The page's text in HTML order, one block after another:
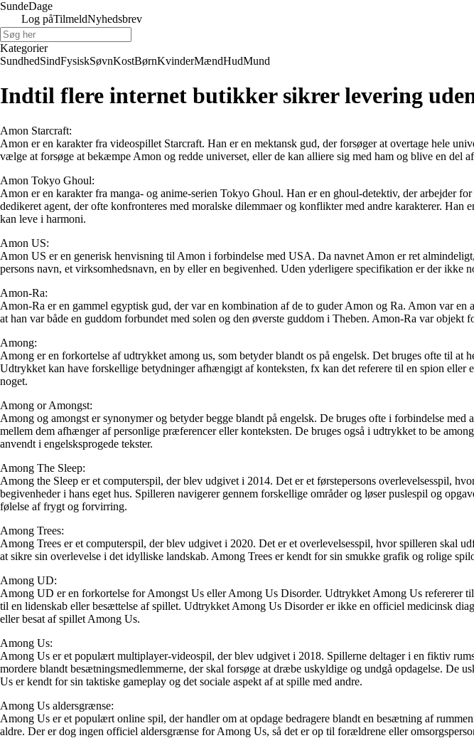
SundeDage
Log påTilmeldNyhedsbrev
Kategorier
SundhedSindFysiskSøvnKostBørnKvinderMændHudMund
Indtil flere internet butikker sikrer levering
Amon Starcraft:
Amon er en karakter fra videospillet Starcraft. Han er en mektansk gud, der forsøger at overtage hele
vælge at forsøge at bekæmpe Amon og redde universet, eller de kan alliere sig med ham og blive en
Amon Tokyo Ghoul:
Amon er en karakter fra manga- og anime-serien Tokyo Ghoul. Han er en ghoul-detektiv, der arbejder
dedikeret agent, der ofte konfronteres med moralske dilemmaer og konflikter med andre karakterer.
kan leve i harmoni.
Amon US:
Amon US er en generisk henvisning til Amon i forbindelse med USA. Da navnet Amon er ret
persons navn, et virksomhedsnavn, en by eller en begivenhed. Uden yderligere specifikation er der
Amon-Ra:
Amon-Ra er en gammel egyptisk gud, der var en kombination af de to guder Amon og Ra. Amon var
at han var både en guddom forbundet med solen og den øverste guddom i Theben. Amon-Ra var
Among:
Among er en forkortelse af udtrykket among us, som betyder blandt os på engelsk. Det bruges ofte til
Udtrykket kan have forskellige betydninger afhængigt af konteksten, fx kan det referere til en spion
noget.
Among or Amongst:
Among og amongst er synonymer og betyder begge blandt på engelsk. De bruges ofte i forbindelse
mellem dem afhænger af personlige præferencer eller konteksten. De bruges også i udtrykket to be
anvendt i engelsksprogede tekster.
Among The Sleep:
Among the Sleep er et computerspil, der blev udgivet i 2014. Det er et førstepersons overlevelsesspil,
begivenheder i hans eget hus. Spilleren navigerer gennem forskellige områder og løser puslespil og
følelse af frygt og forvirring.
Among Trees:
Among Trees er et computerspil, der blev udgivet i 2020. Det er et overlevelsesspil, hvor spilleren skal
at sikre sin overlevelse i det idylliske landskab. Among Trees er kendt for sin smukke grafik og rolige
Among UD:
Among UD er en forkortelse for Amongst Us eller Among Us Disorder. Udtrykket Among Us
til en lidenskab eller besættelse af spillet. Udtrykket Among Us Disorder er ikke en officiel medicinsk
eller besat af spillet Among Us.
Among Us:
Among Us er et populært multiplayer-videospil, der blev udgivet i 2018. Spillerne deltager i en fiktiv
mordere blandt besætningsmedlemmerne, der skal forsøge at dræbe uskyldige og undgå opdagelse.
Us er kendt for sin taktiske gameplay og det sociale aspekt af at spille med andre.
Among Us aldersgrænse:
Among Us er et populært online spil, der handler om at opdage bedragere blandt en besætning af
aldre. Der er dog ingen officiel aldersgrænse for Among Us, så det er op til forældrene eller